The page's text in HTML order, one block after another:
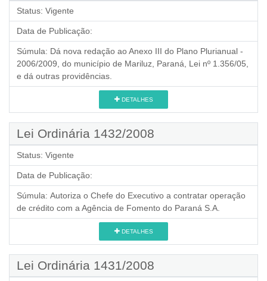
Status: Vigente
Data de Publicação:
Súmula: Dá nova redação ao Anexo III do Plano Plurianual -
2006/2009, do município de Mariluz, Paraná, Lei nº 1.356/05,
e dá outras providências.
DETALHES
Lei Ordinária 1432/2008
Status: Vigente
Data de Publicação:
Súmula: Autoriza o Chefe do Executivo a contratar operação
de crédito com a Agência de Fomento do Paraná S.A.
DETALHES
Lei Ordinária 1431/2008